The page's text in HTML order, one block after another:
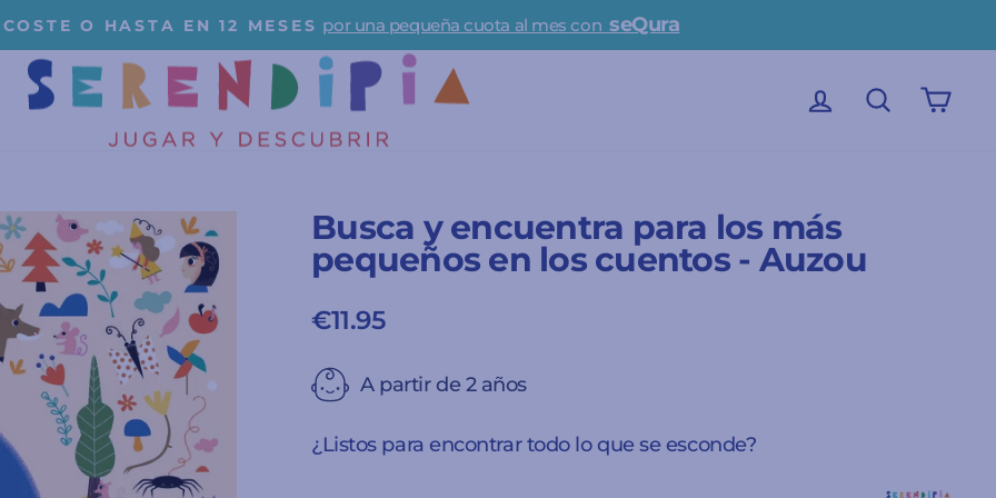
diapositivas
pausa
☀️ IMPRESCINDIBLES DE VERANO ☀️ Para playa y piscina
INICIAR SESIÓN
BUSCAR
Busca y encuentra para los más
pequeños en los cuentos - Auzou
€11.95
A partir de 2 años
¿Listos para encontrar todo lo que se esconde?